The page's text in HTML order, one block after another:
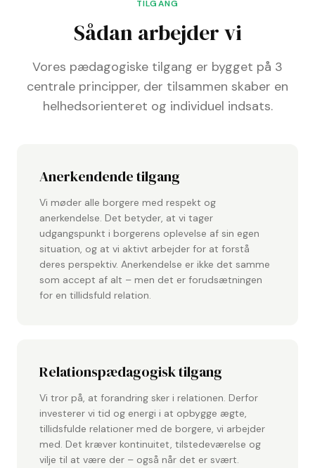
TILGANG
Sådan arbejder vi
Vores pædagogiske tilgang er bygget på 3
centrale principper, der tilsammen skaber en
helhedsorienteret og individuel indsats.
Anerkendende tilgang
Vi møder alle borgere med respekt og
anerkendelse. Det betyder, at vi tager
udgangspunkt i borgerens oplevelse af sin egen
situation, og at vi aktivt arbejder for at forstå
deres perspektiv. Anerkendelse er ikke det samme
som accept af alt – men det er forudsætningen
for en tillidsfuld relation.
Relationspædagogisk tilgang
Vi tror på, at forandring sker i relationen. Derfor
investerer vi tid og energi i at opbygge ægte,
tillidsfulde relationer med de borgere, vi arbejder
med. Det kræver kontinuitet, tilstedeværelse og
vilje til at være der – også når det er svært.